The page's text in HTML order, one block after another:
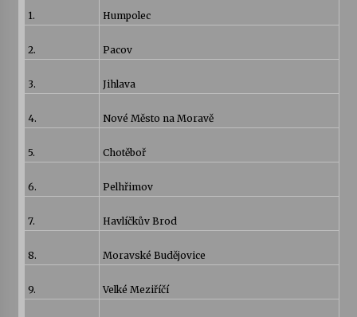
1. Humpolec
2. Pacov
3. Jihlava
4. Nové Město na Moravě
5. Chotěboř
6. Pelhřimov
7. Havlíčkův Brod
8. Moravské Budějovice
9. Velké Meziříčí